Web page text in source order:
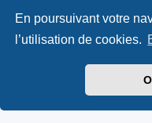
En poursuivant votre
l’utilisation de cookies.